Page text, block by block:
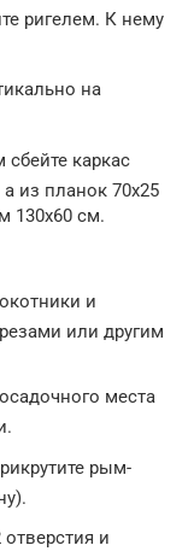
ригелем. К нему
на
каркас
из планок 70х25
130х60 см.
и
или другим
места
рым-
и